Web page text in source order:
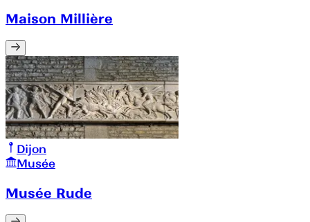
Maison Millière
Dijon
Musée
Musée Rude